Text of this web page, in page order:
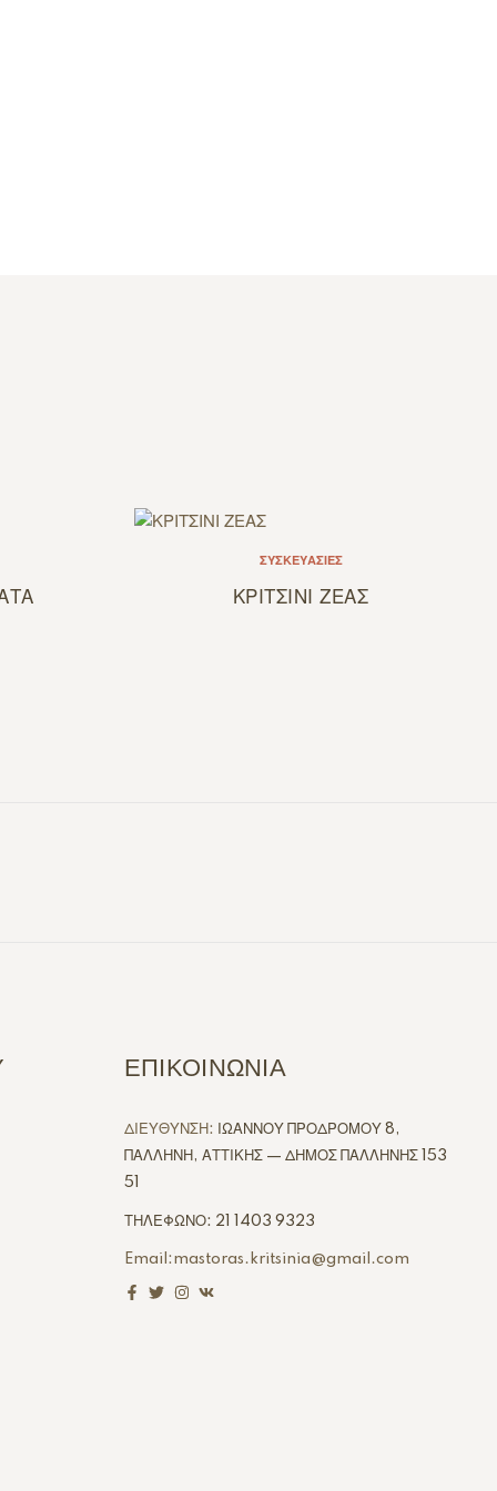
ΣΥΣΚΕΥΑΣΊΕΣ
ΚΡΙΤΣΙΝΙ ΖΕΑΣ
ΕΠΙΚΟΙΝΩΝΙΑ
ΔΙΕΥΘΥΝΣΗ:
ΙΩΑΝΝΟΥ ΠΡΟΔΡΟΜΟΥ 8,
ΠΑΛΛΗΝΗ, ΑΤΤΙΚΗΣ — ΔΗΜΟΣ ΠΑΛΛΗΝΗΣ 153
51
ΤΗΛΕΦΩΝΟ: 21 1403 9323
Email:mastoras.kritsinia@gmail.com